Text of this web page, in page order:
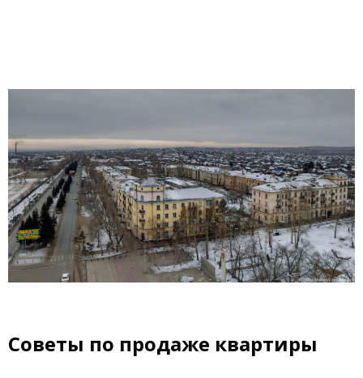
Советы по продаже квартиры